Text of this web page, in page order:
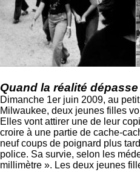
Quand la réalité
Dimanche 1er juin 2009, au
Milwaukee, deux jeunes filles
Elles vont attirer une de leur
croire à une partie de cache-
neuf coups de poignard plus
police. Sa survie, selon les
millimètre ». Les deux jeunes